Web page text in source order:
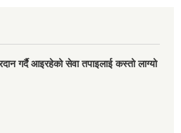
गर्दै आइरहेको सेवा तपाइलाई कस्तो लाग्यो